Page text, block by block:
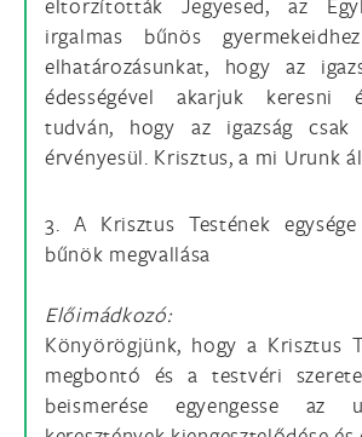
irgalmas bűnös
elhatározásunkat, hogy az
édességével akarjuk keresni
tudván, hogy az igazság
érvényesül. Krisztus, a mi Urunk
3. A Krisztus Testének
bűnök megvallása
Előimádkozó:
Könyörögjünk, hogy a Krisztus
megbontó és a testvéri
beismerése egyengesse